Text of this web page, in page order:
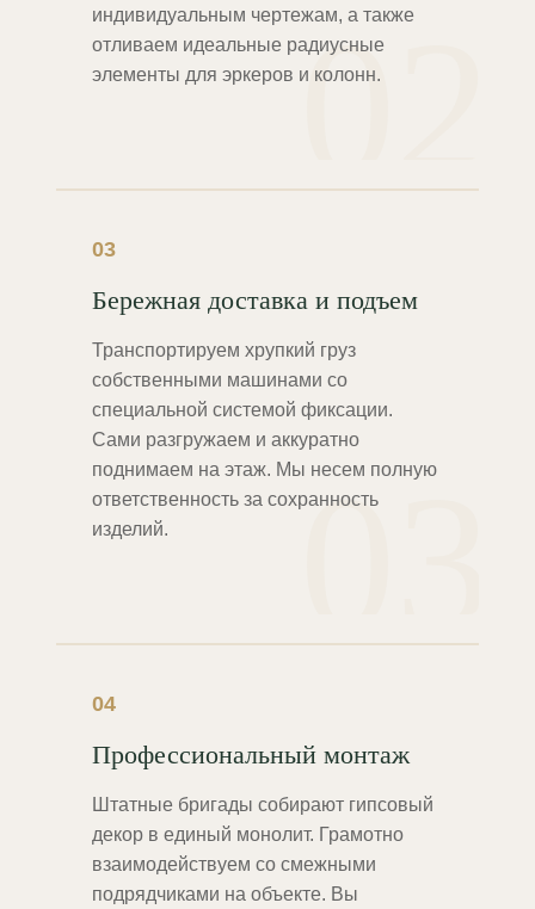
02
индивидуальным чертежам, а также
отливаем идеальные радиусные
элементы для эркеров и колонн.
03
03
Бережная доставка и подъем
Транспортируем хрупкий груз
собственными машинами со
специальной системой фиксации.
Сами разгружаем и аккуратно
поднимаем на этаж. Мы несем полную
ответственность за сохранность
изделий.
04
Профессиональный монтаж
Штатные бригады собирают гипсовый
декор в единый монолит. Грамотно
взаимодействуем со смежными
подрядчиками на объекте. Вы